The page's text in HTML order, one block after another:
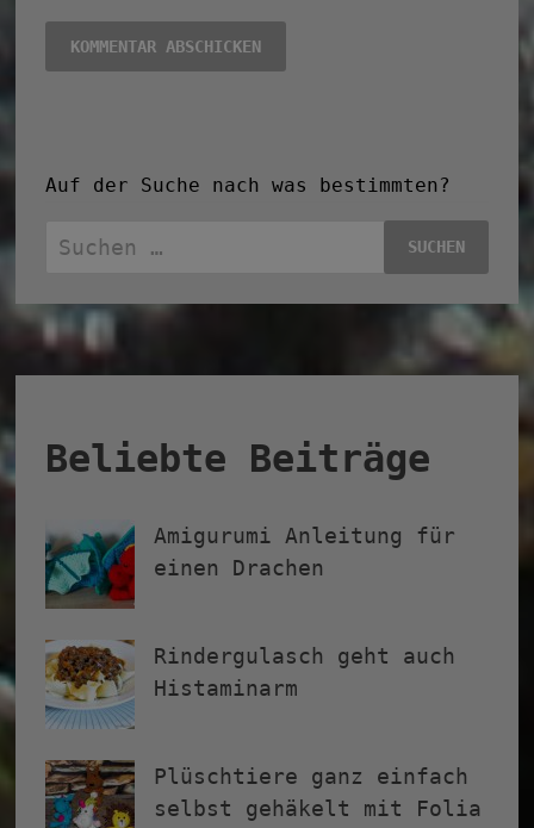
Auf der Suche nach was bestimmten?
Suchen
Beliebte Beiträge
Amigurumi Anleitung für
einen Drachen
Rindergulasch geht auch
Histaminarm
Plüschtiere ganz einfach
selbst gehäkelt mit Folia